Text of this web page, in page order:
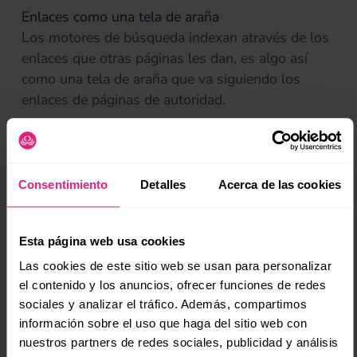
Consentimiento Detalles Acerca de las cookies
Esta página web usa cookies
Las cookies de este sitio web se usan para personalizar
el contenido y los anuncios, ofrecer funciones de redes
sociales y analizar el tráfico. Además, compartimos
información sobre el uso que haga del sitio web con
nuestros partners de redes sociales, publicidad y análisis
Enlaces como una tela de araña
Los motores de búsqueda indexan através de los
enlaces que otras páginas les dan, es algo así
como una tela de araña que va siguiendo los
enlaces de páginas de autoridad.
Los robots actúan de la siguiente manera:
hacia otras páginas (del mismo sitio) escaneando
de manera interna todo lo que se encuentra en tu
elementos SEO friendly será mucho más fácil que
lo tome en cuenta para darle uno de los primeros
lugares en Google.
Las páginas que no están enlazadas, nunca serán